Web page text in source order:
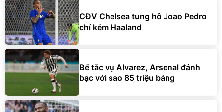
CĐV Chelsea tung hô Joao Pedro
chỉ kém Haaland
Bế tắc vụ Alvarez, Arsenal đánh
bạc với sao 85 triệu bảng